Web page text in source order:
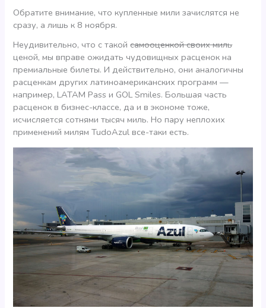
Обратите внимание, что купленные мили зачислятся не
сразу, а лишь к 8 ноября.
Неудивительно, что с такойсамооценкой своих миль
ценой, мы вправе ожидать чудовищных расценок на
премиальные билеты. И действительно, они аналогичны
расценкам других латиноамериканских программ —
например, LATAM Pass и GOL Smiles. Большая часть
расценок в бизнес-классе, да и в экономе тоже,
исчисляется сотнями тысяч миль. Но пару неплохих
применений милям TudoAzul все-таки есть.